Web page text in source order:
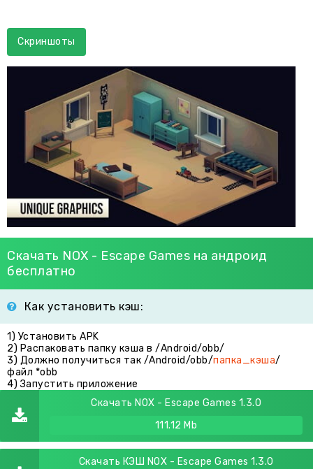
Скриншоты
Скачать NOX - Escape Games на андроид
бесплатно
Как установить кэш:
1) Установить APK
2) Распаковать папку кэша в /Android/obb/
3) Должно получиться так /Android/obb/папка_кэша/
файл *obb
4) Запустить приложение
Скачать NOX - Escape Games 1.3.0
111.12 Mb
Скачать КЭШ NOX - Escape Games 1.3.0